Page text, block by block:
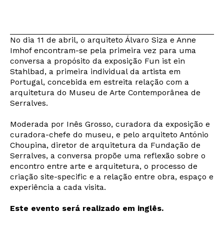
No dia 11 de abril, o arquiteto Álvaro Siza e Anne
Imhof encontram-se pela primeira vez para uma
conversa a propósito da exposição Fun ist ein
Stahlbad, a primeira individual da artista em
Portugal, concebida em estreita relação com a
arquitetura do Museu de Arte Contemporânea de
Serralves.
Moderada por Inês Grosso, curadora da exposição e
curadora-chefe do museu, e pelo arquiteto António
Choupina, diretor de arquitetura da Fundação de
Serralves, a conversa propõe uma reflexão sobre o
encontro entre arte e arquitetura, o processo de
criação site-specific e a relação entre obra, espaço e
experiência a cada visita.
Este evento será realizado em inglês.